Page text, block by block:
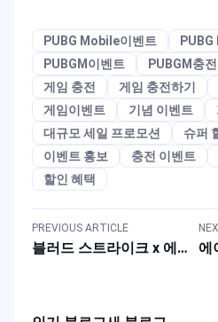
PUBG Mobile이벤트
PUBGM이벤트
PUBGM충전
게임 충전
게임 충전하기
게임이벤트
기념 이벤트
대규모 세일 프로모션
슈퍼
이벤트 홍보
충전 이벤트
할인 혜택
PREVIOUS ARTICLE
블러드 스트라이크 x 에반게리온 콜라보 이벤트: 보상 획득 방법 & 충전 팁?